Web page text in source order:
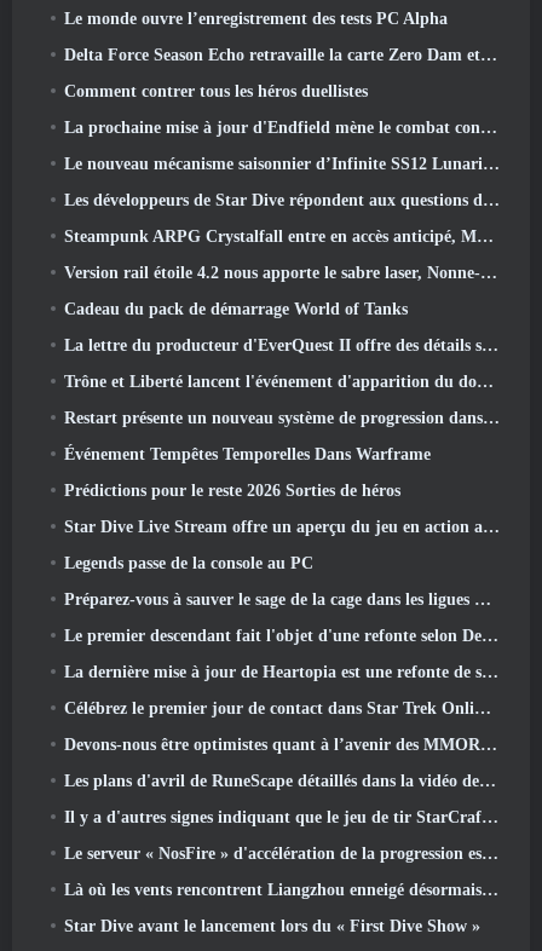
Le monde ouvre l’enregistrement des tests PC Alpha
Delta Force Season Echo retravaille la carte Zero Dam et étend le gameplay des opérations
Comment contrer tous les héros duellistes
La prochaine mise à jour d'Endfield mène le combat contre Nefarith
Le nouveau mécanisme saisonnier d’Infinite SS12 Lunaria est l’un des « plus gros ajouts » au jeu
Les développeurs de Star Dive répondent aux questions des joueurs dans un livestream surprise
Steampunk ARPG Crystalfall entre en accès anticipé, Mais pas sans quelques défauts
Version rail étoile 4.2 nous apporte le sabre laser, Nonne-mandrin, Batteur pionnier et un émanateur d’exaltation
Cadeau du pack de démarrage World of Tanks
La lettre du producteur d'EverQuest II offre des détails sur le serveur d'extension verrouillé dans le temps
Trône et Liberté lancent l'événement d'apparition du double archboss
Restart présente un nouveau système de progression dans la mise à jour de la saison SS4
Événement Tempêtes Temporelles Dans Warframe
Prédictions pour le reste 2026 Sorties de héros
Star Dive Live Stream offre un aperçu du jeu en action avant son lancement
Legends passe de la console au PC
Préparez-vous à sauver le sage de la cage dans les ligues VI de Old School RuneScape: Pactes démoniaques
Le premier descendant fait l'objet d'une refonte selon Dev Stream
La dernière mise à jour de Heartopia est une refonte de style Alice au pays des merveilles
Célébrez le premier jour de contact dans Star Trek Online et gagnez une nouvelle version du Nobel Intel Battlecruiser
Devons-nous être optimistes quant à l’avenir des MMORPG?
Les plans d'avril de RuneScape détaillés dans la vidéo des développeurs
Il y a d'autres signes indiquant que le jeu de tir StarCraft en monde ouvert pourrait être une réalité
Le serveur « NosFire » d'accélération de la progression est désormais disponible dans NosTale
Là où les vents rencontrent Liangzhou enneigé désormais disponible avec la sortie de la version 1.5
Star Dive avant le lancement lors du « First Dive Show »